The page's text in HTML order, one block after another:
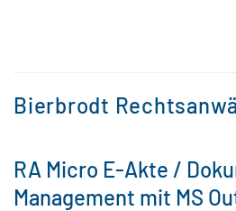
Bierbrodt
RA Micro E-Akte /
Management mit MS